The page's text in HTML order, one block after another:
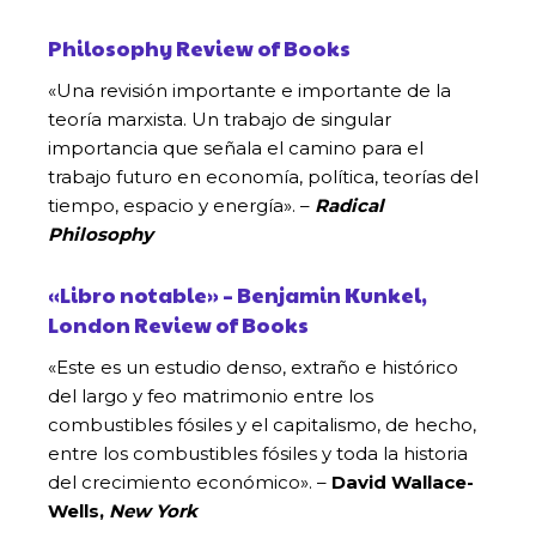
Philosophy Review of Books
«Una revisión importante e importante de la
teoría marxista. Un trabajo de singular
importancia que señala el camino para el
trabajo futuro en economía, política, teorías del
tiempo, espacio y energía». – Radical
Philosophy
«Libro notable» – Benjamin Kunkel,
London Review of Books
«Este es un estudio denso, extraño e histórico
del largo y feo matrimonio entre los
combustibles fósiles y el capitalismo, de hecho,
entre los combustibles fósiles y toda la historia
del crecimiento económico». – David Wallace-
Wells, New York